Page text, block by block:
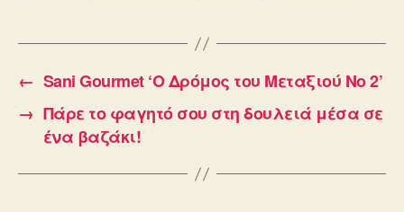
← Sani Gourmet ‘Ο Δρόμος του Μεταξιού Νο 2’
→ Πάρε το φαγητό σου στη δουλειά μέσα σε
ένα βαζάκι!